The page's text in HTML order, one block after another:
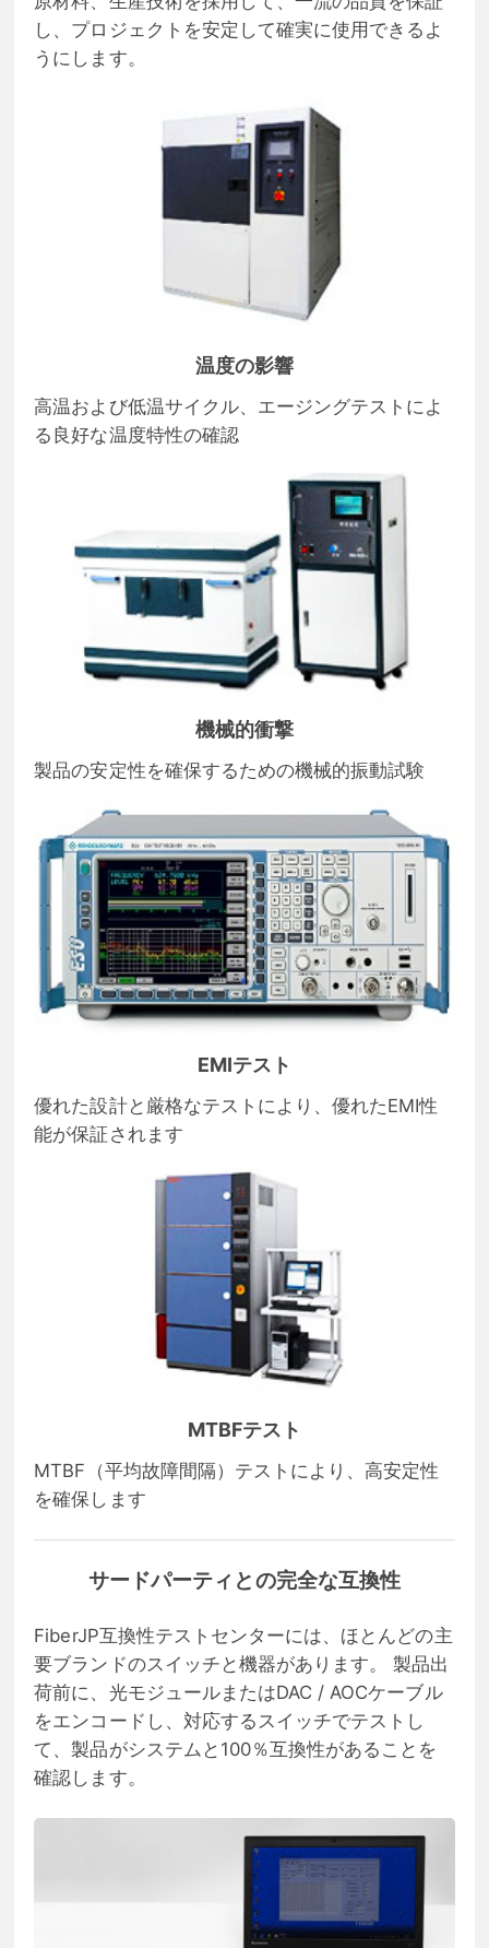
し、プロジェクトを安定して確実に使用できるよ
うにします。
温度の影響
高温および低温サイクル、エージングテストによ
る良好な温度特性の確認
機械的衝撃
製品の安定性を確保するための機械的振動試験
EMIテスト
優れた設計と厳格なテストにより、優れたEMI性
能が保証されます
MTBFテスト
MTBF（平均故障間隔）テストにより、高安定性
を確保します
サードパーティとの完全な互換性
FiberJP互換性テストセンターには、ほとんどの主
要ブランドのスイッチと機器があります。 製品出
荷前に、光モジュールまたはDAC / AOCケーブル
をエンコードし、対応するスイッチでテストし
て、製品がシステムと100％互換性があることを
確認します。